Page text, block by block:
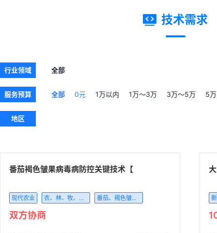
技术需求
行业领域 全部
服务预算 全部 0元 1万以内 1万～3万 3万～5万 5
地区
番茄褐色皱果病毒病防控关键技术【
现代农业 农、林、牧、渔专业及辅助性活动 番茄、褐色皱果、病毒病
双方协商